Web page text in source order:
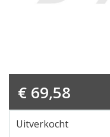
€ 69,58
Uitverkocht